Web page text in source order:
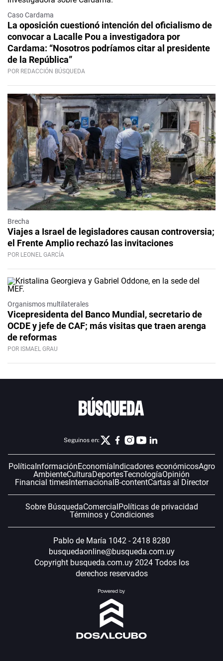
Caso Cardama
La oposición cuestionó intención del oficialismo de
convocar a Lacalle Pou a investigadora por
Cardama: “Nosotros podríamos citar al presidente
de la República”
POR REDACCIÓN BÚSQUEDA
Brecha
Viajes a Israel de legisladores causan controversia;
el Frente Amplio rechazó las invitaciones
POR LEONEL GARCÍA
Organismos multilaterales
Vicepresidenta del Banco Mundial, secretario de
OCDE y jefe de CAF; más visitas que traen arenga
de reformas
POR ISMAEL GRAU
Seguinos en:
PolíticaInformaciónEconomíaIndicadores económicosAgro
AmbienteCulturaDeportesTecnologíaOpinión
Financial timesInternacionalB-contentCartas al Director
Sobre BúsquedaComercialPolíticas de privacidad
Términos y Condiciones
Pablo de María 1042 - 2418 8280
busquedaonline@busqueda.com.uy
Copyright busqueda.com.uy 2024 Todos los
derechos reservados